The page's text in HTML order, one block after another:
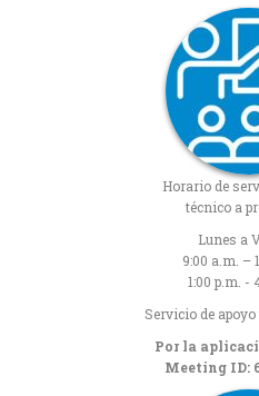
Horario de
técnico a
Lunes a
9:00 a.m. –
1:00 p.m. -
Servicio de
Por la
Meeting ID: